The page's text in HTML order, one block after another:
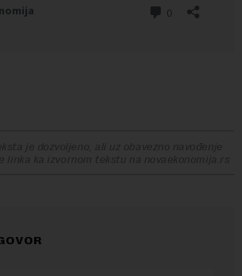
je dozvoljeno, ali uz obavezno navođenje
linka ka izvornom tekstu na novaekonomija.rs